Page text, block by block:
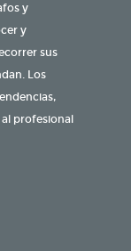
y
y
sus
Los
profesional